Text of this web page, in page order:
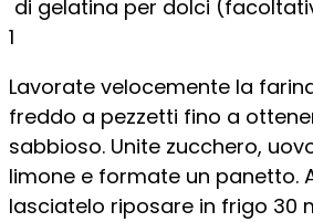
di gelatina per dolci
1
Lavorate velocemente la
freddo a pezzetti fino a
sabbioso. Unite zucchero,
limone e formate un panetto.
lasciatelo riposare in frigo 30